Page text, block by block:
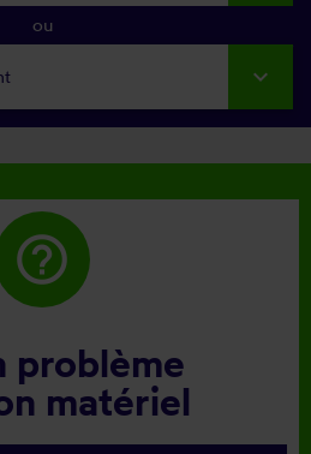
ou
help_outline
problème
matériel